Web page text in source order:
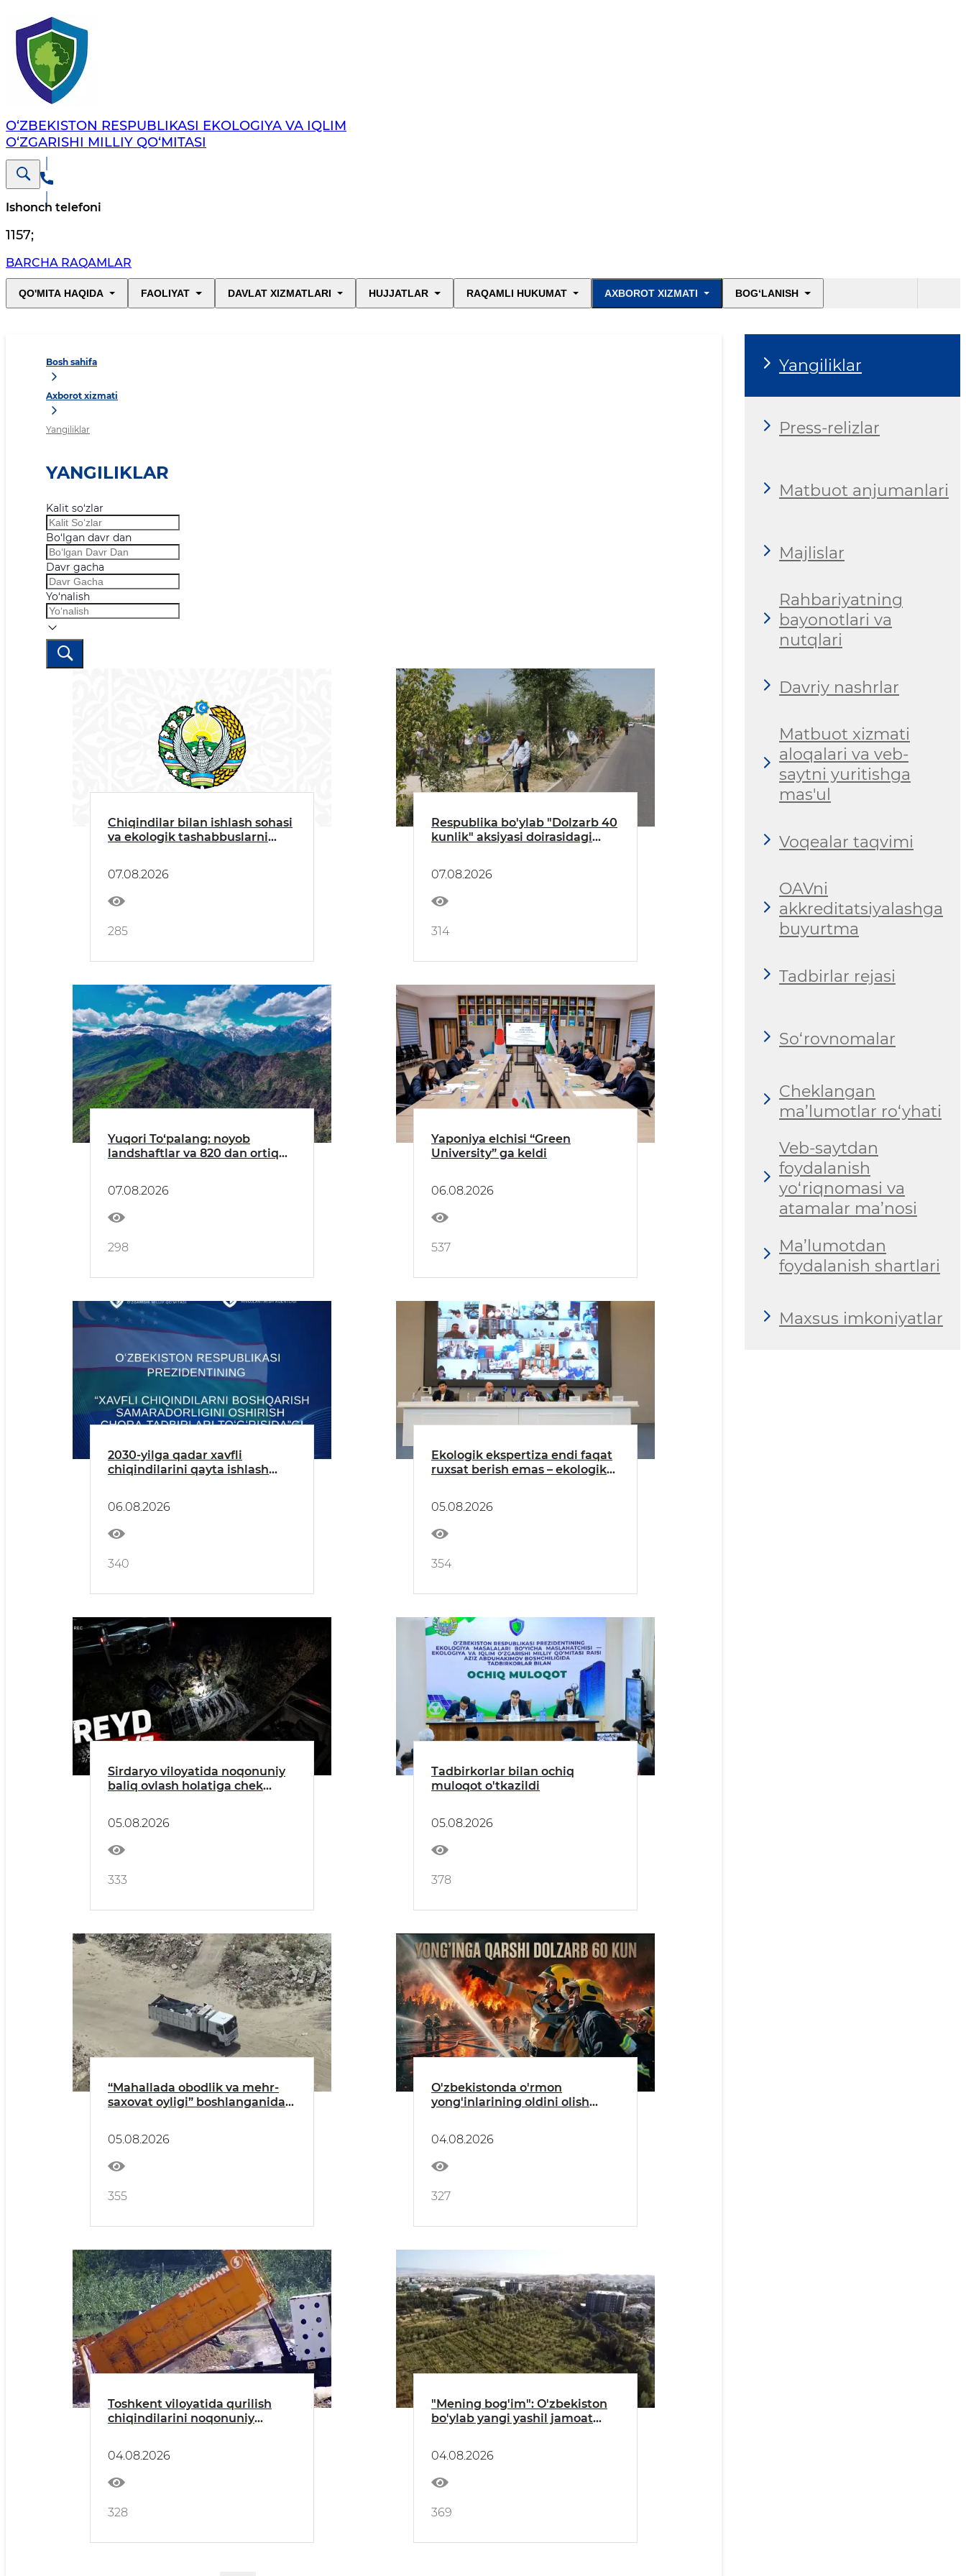
O‘ZBEKISTON RESPUBLIKASI EKOLOGIYA VA IQLIM
O‘ZGARISHI MILLIY QO‘MITASI
Ishonch telefoni
1157;
BARCHA RAQAMLAR
QO'MITA HAQIDA FAOLIYAT DAVLAT XIZMATLARI HUJJATLAR RAQAMLI HUKUMAT AXBOROT XIZMATI BOG‘LANISH
Bosh sahifa
Axborot xizmati
Yangiliklar
YANGILIKLAR
Kalit so‘zlar
Bo‘lgan davr dan
Davr gacha
Yo‘nalish
Chiqindilar bilan ishlash sohasi
va ekologik tashabbuslarni
yig'ilishida muhokama qilindi
07.08.2026
285
Respublika bo'ylab "Dolzarb 40
kunlik" aksiyasi doirasidagi
07.08.2026
314
Yuqori To‘palang: noyob
landshaftlar va 820 dan ortiq
07.08.2026
298
Yaponiya elchisi “Green
University” ga keldi
06.08.2026
537
2030-yilga qadar xavfli
chiqindilarini qayta ishlash
boʻyicha Prezident qarori
06.08.2026
340
Ekologik ekspertiza endi faqat
ruxsat berish emas – ekologik
05.08.2026
354
Sirdaryo viloyatida noqonuniy
baliq ovlash holatiga chek
05.08.2026
333
Tadbirkorlar bilan ochiq
muloqot o'tkazildi
05.08.2026
378
“Mahallada obodlik va mehr-
saxovat oyligi” boshlanganidan
05.08.2026
355
O'zbekistonda o'rmon
yong'inlarining oldini olish
04.08.2026
327
Toshkent viloyatida qurilish
chiqindilarini noqonuniy
04.08.2026
328
"Mening bog'im": O'zbekiston
bo'ylab yangi yashil jamoat
04.08.2026
369
Yangiliklar
Press-relizlar
Matbuot anjumanlari
Majlislar
Rahbariyatning
bayonotlari va
nutqlari
Davriy nashrlar
Matbuot xizmati
aloqalari va veb-
saytni yuritishga
mas'ul
Voqealar taqvimi
OAVni
akkreditatsiyalashga
buyurtma
Tadbirlar rejasi
So‘rovnomalar
Cheklangan
ma’lumotlar ro‘yhati
Veb-saytdan
foydalanish
yo‘riqnomasi va
atamalar ma’nosi
Ma’lumotdan
foydalanish shartlari
Maxsus imkoniyatlar